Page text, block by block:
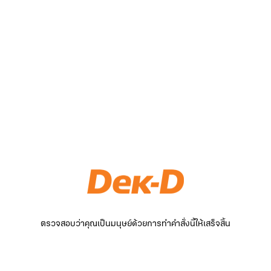
ตรวจสอบว่าคุณเป็นมนุษย์ด้วยการทำคำสั่งนี้ให้เสร็จสิ้น